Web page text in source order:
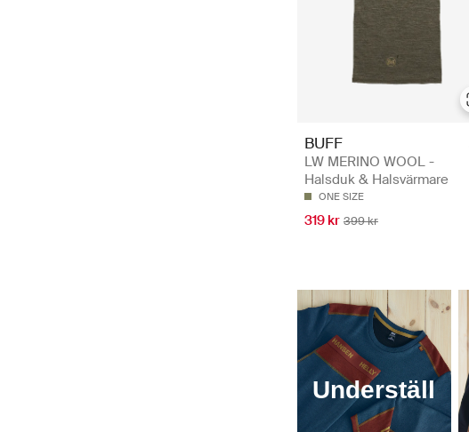
BUFF
LW MERINO WOOL -
Halsduk & Halsvärmare
ONE SIZE
319 kr 399 kr
Underställ